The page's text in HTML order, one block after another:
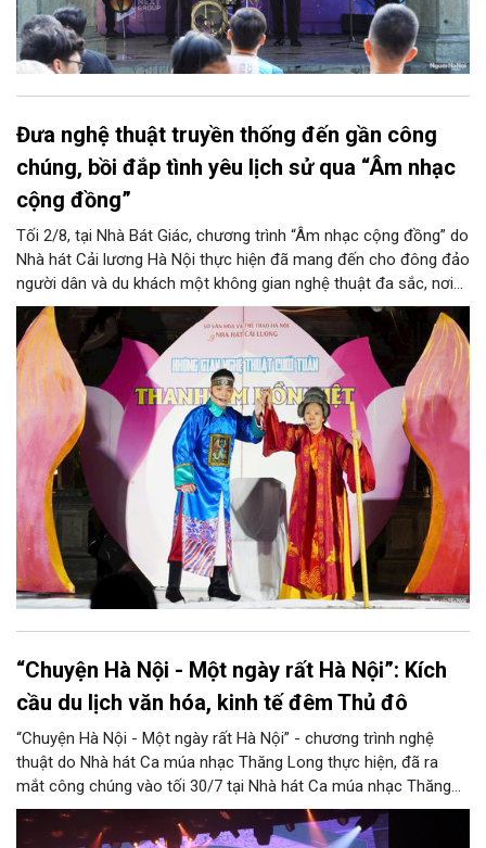
Đưa nghệ thuật truyền thống đến gần công
chúng, bồi đắp tình yêu lịch sử qua “Âm nhạc
cộng đồng”
Tối 2/8, tại Nhà Bát Giác, chương trình “Âm nhạc cộng đồng” do
Nhà hát Cải lương Hà Nội thực hiện đã mang đến cho đông đảo
người dân và du khách một không gian nghệ thuật đa sắc, nơi
những làn điệu cải lương, ca cổ, tân cổ và các tiết mục múa
hòa quyện trong không gian của phố đi bộ hồ Hoàn Kiếm. Đặc
biệt, chương trình có sự giao lưu của các nghệ sĩ đến từ
phương Nam, góp phần tạo nên cuộc gặp gỡ nghệ thuật giàu
cảm xúc.
“Chuyện Hà Nội - Một ngày rất Hà Nội”: Kích
cầu du lịch văn hóa, kinh tế đêm Thủ đô
“Chuyện Hà Nội - Một ngày rất Hà Nội” - chương trình nghệ
thuật do Nhà hát Ca múa nhạc Thăng Long thực hiện, đã ra
mắt công chúng vào tối 30/7 tại Nhà hát Ca múa nhạc Thăng
Long (số 31 - 33 phố Lương Văn Can, phường Hoàn Kiếm).